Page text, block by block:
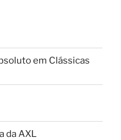
em Clássicas
da AXL